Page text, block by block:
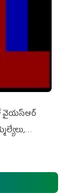
వైయ‌స్ఆర్